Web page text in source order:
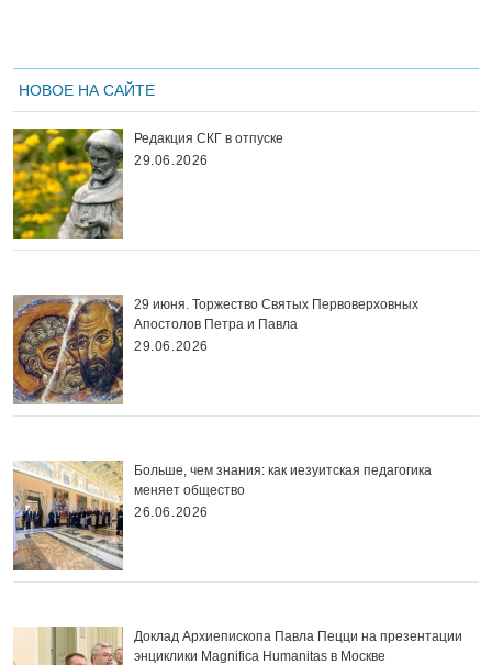
НОВОЕ НА САЙТЕ
Редакция СКГ в отпуске
29.06.2026
29 июня. Торжество Святых Первоверховных
Апостолов Петра и Павла
29.06.2026
Больше, чем знания: как иезуитская педагогика
меняет общество
26.06.2026
Доклад Архиепископа Павла Пецци на презентации
энциклики Magnifica Нumanitas в Москве